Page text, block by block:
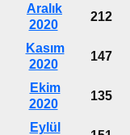
Aralık
2020
212
Kasım
2020
147
Ekim
2020
135
Eylül